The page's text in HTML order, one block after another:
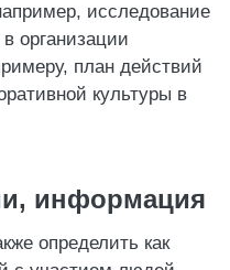
исследование
организации
план действий
культуры в
информация
определить как